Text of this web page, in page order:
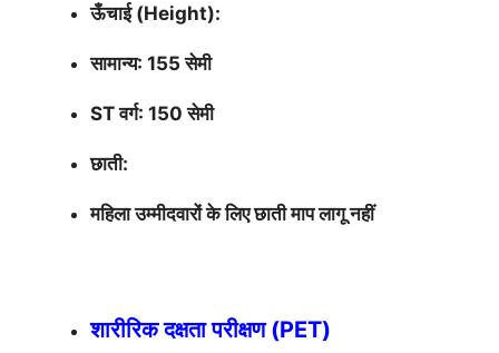
ऊँचाई (Height):
सामान्य: 155 सेमी
ST वर्ग: 150 सेमी
छाती:
महिला उम्मीदवारों के लिए छाती माप लागू नहीं
शारीरिक दक्षता परीक्षण (PET)